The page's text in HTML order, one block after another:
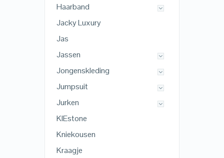
Haarband
Jacky Luxury
Jas
Jassen
Jongenskleding
Jumpsuit
Jurken
KIEstone
Kniekousen
Kraagje